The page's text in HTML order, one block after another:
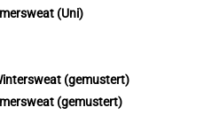
(Uni)
(gemustert)
(gemustert)